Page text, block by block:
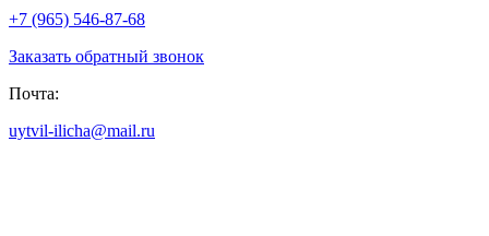
+7 (965) 546-87-68
Заказать обратный звонок
Почта:
uytvil-ilicha@mail.ru